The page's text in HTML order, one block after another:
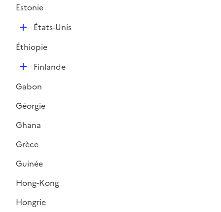
p
e
Estonie
D
p
e
États-Unis
Éthiopie
D
p
l
e
Finlande
Gabon
Géorgie
Ghana
Grèce
Guinée
Hong-Kong
Hongrie